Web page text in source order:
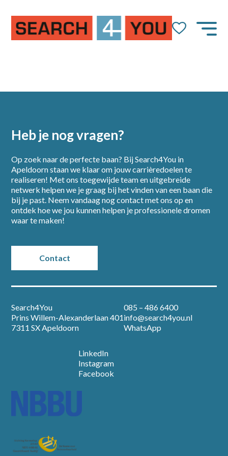
Home
Vacatures
Nieuws
Over ons
Open sollicitatie
Heb je nog vragen?
Op zoek naar de perfecte baan? Bij Search4You in
Apeldoorn staan we klaar om jouw carrièredoelen te
realiseren! Met ons toegewijde team en uitgebreide
netwerk helpen we je graag bij het vinden van een baan die
bij je past. Neem vandaag nog contact met ons op en
ontdek hoe we jou kunnen helpen je professionele dromen
waar te maken!
Contact
Search4You
Prins Willem-Alexanderlaan 401
7311 SX Apeldoorn
085 – 486 6400
info@search4you.nl
WhatsApp
LinkedIn
Instagram
Facebook